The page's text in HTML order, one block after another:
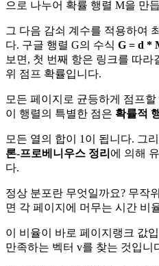
으로 나누어 확률 행렬 M을 만
그 다음 감쇠 계수를 적용하여
다. 구글 행렬 G의 수식 G = d *
보면, 첫 번째 항은 링크를 따
위 점프 확률입니다.
모든 페이지로 균등하게 점프
이 행렬의 특별한 점은 확률적
모든 열의 합이 1이 됩니다. 그
론-프로베니우스 정리 에 의해
다.
정상 분포란 무엇일까요? 무작
면 각 페이지에 머무는 시간 비
이 비율이 바로 페이지랭크 값
만족하는 벡터 v를 찾는 것입니